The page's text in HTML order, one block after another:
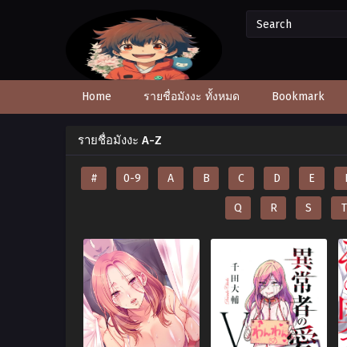
Home รายชื่อมังงะ ทั้งหมด Bookmark
รายชื่อมังงะ A-Z
# 0-9 A B C D E
Q R S T